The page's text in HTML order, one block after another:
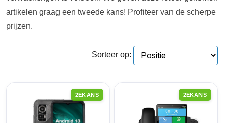
artikelen graag een tweede kans! Profiteer van de scherpe
prijzen.
Sorteer op:
2EKANS 2EKANS